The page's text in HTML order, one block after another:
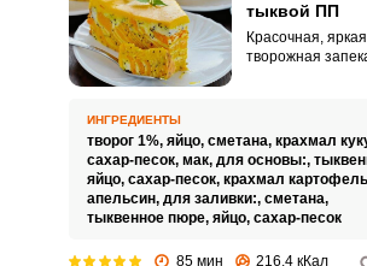
тыквой ПП
Красочная,
творожная
творога и тыквы,
тонкими нотками
аромата
потрясающем
может
ведь отсутствие
ИНГРЕДИЕНТЫ
творог 1%, яйцо, сметана, крахмал
сахар-песок, мак, для основы:,
яйцо, сахар-песок, крахмал
апельсин, для заливки:, сметана,
тыквенное пюре, яйцо, сахар-песок
85 мин 216.4 кКал